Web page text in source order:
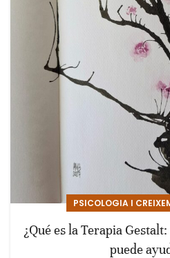
PSICOLOGIA I
¿Qué es la Terapia
puede